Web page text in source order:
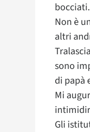
bocciati.
Non è
altri
sono
di papà
Mi
Gli